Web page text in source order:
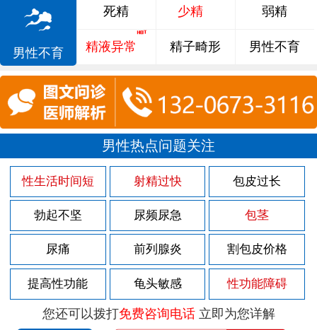
男性不育
死精 少精 弱精
精液异常 精子畸形 男性不育
男性热点问题关注
性生活时间短 射精过快 包皮过长
勃起不坚 尿频尿急 包茎
尿痛 前列腺炎 割包皮价格
提高性功能 龟头敏感 性功能障碍
您还可以拨打免费咨询电话立即为您详解